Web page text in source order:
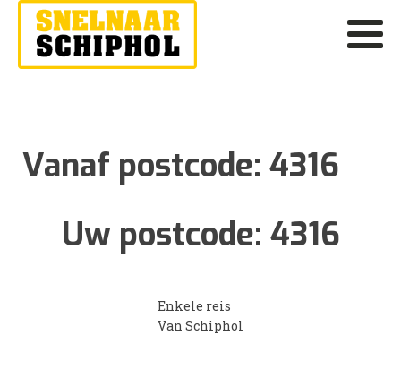
Vanaf postcode: 4316
Uw postcode: 4316
Enkele reis
Van Schiphol